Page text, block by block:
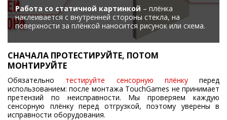
Работа со статичной картинкой – плёнка
наклеивается с внутренней стороны стекла, на
поверхности за плёнкой наносится рисунок или схема.
СНАЧАЛА ПРОТЕСТИРУЙТЕ, ПОТОМ
МОНТИРУЙТЕ
Обязательно тестируйте сенсорную плёнкуперед
использованием: после монтажа TouchGames не принимает
претензий по неисправности. Мы проверяем каждую
сенсорную плёнку перед отгрузкой, поэтому уверены в
исправности оборудования.